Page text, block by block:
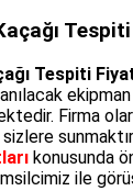
Tespiti
Firma
konusunda
ile